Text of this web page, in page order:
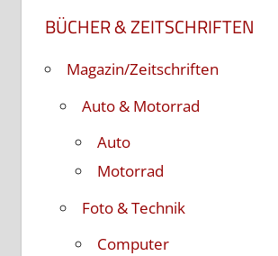
BÜCHER & ZEITSCHRIFTEN
Magazin/Zeitschriften
Auto & Motorrad
Auto
Motorrad
Foto & Technik
Computer